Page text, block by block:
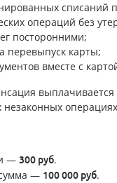
списаний
операций без
посторонними;
перевыпуск карты;
вместе с
выплачивается
— 300 руб.
— 100 000 руб.